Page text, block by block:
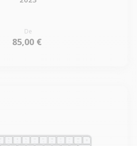
De
85,00 €